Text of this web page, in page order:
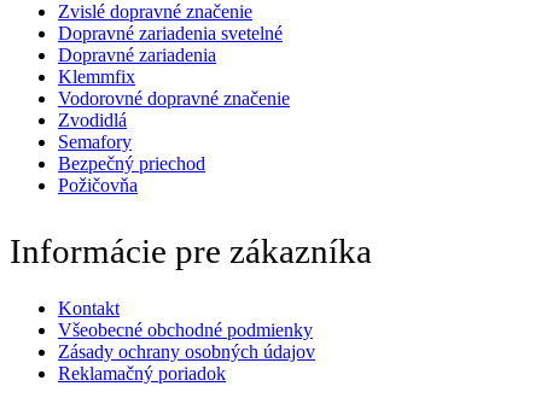
Zvislé dopravné značenie
Dopravné zariadenia svetelné
Dopravné zariadenia
Klemmfix
Vodorovné dopravné značenie
Zvodidlá
Semafory
Bezpečný priechod
Požičovňa
Informácie pre zákazníka
Kontakt
Všeobecné obchodné podmienky
Zásady ochrany osobných údajov
Reklamačný poriadok